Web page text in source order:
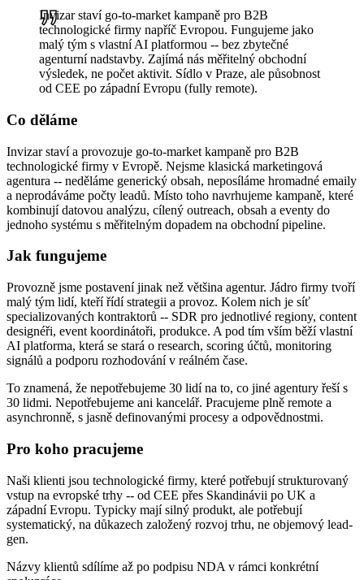
Invizar staví go-to-market kampaně pro B2B
technologické firmy napříč Evropou. Fungujeme jako
malý tým s vlastní AI platformou -- bez zbytečné
agenturní nadstavby. Zajímá nás měřitelný obchodní
výsledek, ne počet aktivit. Sídlo v Praze, ale působnost
od CEE po západní Evropu (fully remote).
Co děláme
Invizar staví a provozuje go-to-market kampaně pro B2B
technologické firmy v Evropě. Nejsme klasická marketingová
agentura -- neděláme generický obsah, neposíláme hromadné emaily
a neprodáváme počty leadů. Místo toho navrhujeme kampaně, které
kombinují datovou analýzu, cílený outreach, obsah a eventy do
jednoho systému s měřitelným dopadem na obchodní pipeline.
Jak fungujeme
Provozně jsme postavení jinak než většina agentur. Jádro firmy tvoří
malý tým lidí, kteří řídí strategii a provoz. Kolem nich je síť
specializovaných kontraktorů -- SDR pro jednotlivé regiony, content
designéři, event koordinátoři, produkce. A pod tím vším běží vlastní
AI platforma, která se stará o research, scoring účtů, monitoring
signálů a podporu rozhodování v reálném čase.
To znamená, že nepotřebujeme 30 lidí na to, co jiné agentury řeší s
30 lidmi. Nepotřebujeme ani kancelář. Pracujeme plně remote a
asynchronně, s jasně definovanými procesy a odpovědnostmi.
Pro koho pracujeme
Naši klienti jsou technologické firmy, které potřebují strukturovaný
vstup na evropské trhy -- od CEE přes Skandinávii po UK a
západní Evropu. Typicky mají silný produkt, ale potřebují
systematický, na důkazech založený rozvoj trhu, ne objemový lead-
gen.
Názvy klientů sdílíme až po podpisu NDA v rámci konkrétní